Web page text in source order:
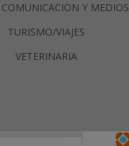
Y MEDIOS
TURISMO/VIAJES
VETERINARIA